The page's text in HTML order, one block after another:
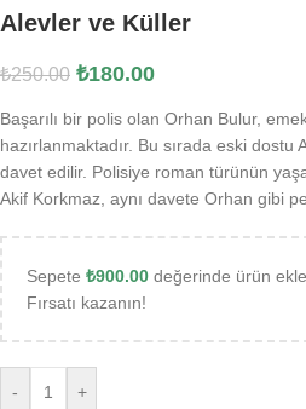
Alevler ve Küller
₺250.00 ₺180.00
Başarılı bir polis olan Orhan Bulur,
hazırlanmaktadır. Bu sırada eski dostu
davet edilir. Polisiye roman türünün
Akif Korkmaz, aynı davete Orhan gibi
Sepete ₺900.00 değerinde ürün
Fırsatı kazanın!
- +